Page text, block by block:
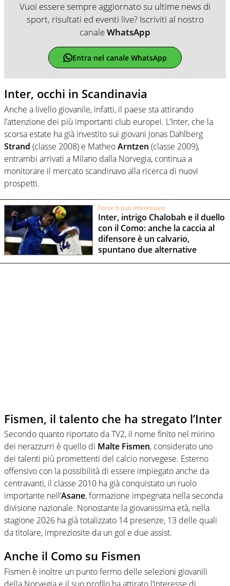
Vuoi essere sempre aggiornato su ultime news di
sport, risultati ed eventi live? Iscriviti al nostro
canaleWhatsApp
Entra nel canale WhatsApp
Inter, occhi in Scandinavia
Anche a livello giovanile, infatti, il paese sta attirando
l’attenzione dei più importanti club europei. L’Inter, che la
scorsa estate ha già investito sui giovani Jonas Dahlberg
Strand (classe 2008) e MatheoArntzen (classe 2009),
entrambi arrivati a Milano dalla Norvegia, continua a
monitorare il mercato scandinavo alla ricerca di nuovi
prospetti.
Forse ti può interessare
Inter, intrigo Chalobah e il duello
con il Como: anche la caccia al
difensore è un calvario,
spuntano due alternative
Fismen, il talento che ha stregato l’Inter
Secondo quanto riportato da TV2, il nome finito nel mirino
dei nerazzurri è quello di Malte Fismen, considerato uno
dei talenti più promettenti del calcio norvegese. Esterno
offensivo con la possibilità di essere impiegato anche da
centravanti, il classe 2010 ha già conquistato un ruolo
importante nell’Asane, formazione impegnata nella seconda
divisione nazionale. Nonostante la giovanissima età, nella
stagione 2026 ha già totalizzato 14 presenze, 13 delle quali
da titolare, impreziosite da un gol e due assist.
Anche il Como su Fismen
Fismen è inoltre un punto fermo delle selezioni giovanili